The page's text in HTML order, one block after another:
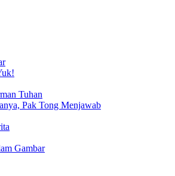
Tuhan
Pak Tong Menjawab
Gambar